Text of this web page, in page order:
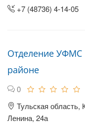
+7 (48736) 4-14-05
Отделение УФМС
районе
0
Тульская область,
Ленина, 24а